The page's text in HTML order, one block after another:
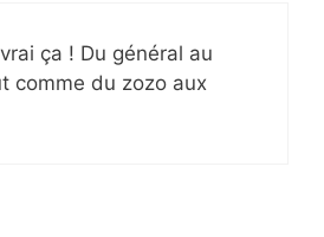
ça ! Du général au
comme du zozo aux